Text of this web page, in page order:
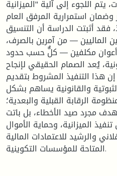
اللجوء إلى آلية "الميزانية
وضمان استمرارية المرفق العام.
فقد أثبتت الدراسة أن التنسيق
الماليين — من آمرين بالصرف،
مكلفين — كلٌّ حسب حدود
يُعد الصمام الحقيقي لإنجاح
إن هذا التنفيذ المشروط بتقديم
والقانونية يساهم بشكل
الرقابة القبلية والبعدية؛
مجرد صيد الأخطاء، بل باتت
الميزانية، وحماية الأموال
والرشيد للاعتمادات المالية
المتاحة للمؤسسات التكوينية.